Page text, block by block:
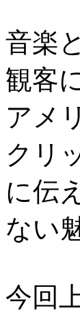
音楽
観客
アメ
クリ
に伝
ない
今回